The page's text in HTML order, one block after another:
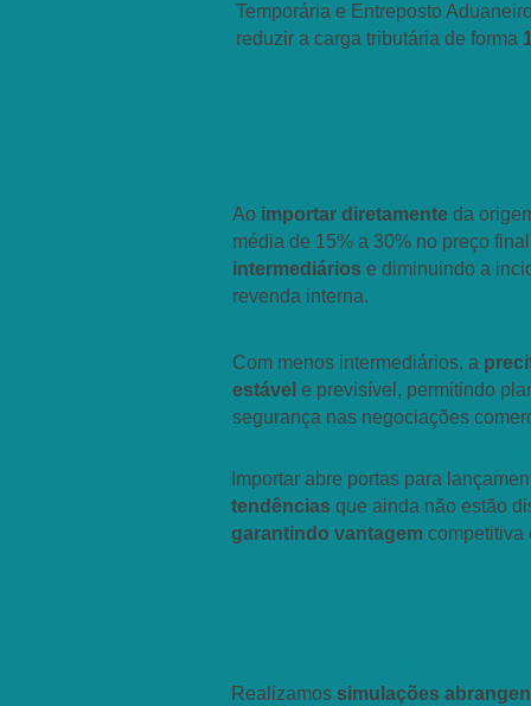
Temporária e Entreposto
reduzir a carga tributária de forma
Ao importar diretamente da
média de 15% a 30% no preço
intermediários e diminuindo a
revenda interna.
Com menos intermediários, a
estável e previsível, permitindo
segurança nas negociações
Importar abre portas para
tendências que ainda não estão
garantindo vantagem competitiva
Realizamos simulações